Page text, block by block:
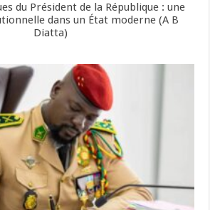
du Président de la République : une
dans un État moderne (A B
Diatta)